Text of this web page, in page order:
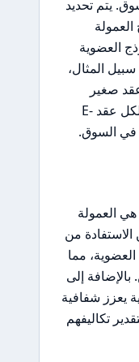
يتم تحديد
العضوية
المثال،
لكل عقد صغير
(micro contract) و1.69 دولار لكل عقد E-
من أبرز مزايا Stage 5 Trading هي العمولة
من
مما
بالإضافة إلى
يعزز شفافية
تكاليفهم